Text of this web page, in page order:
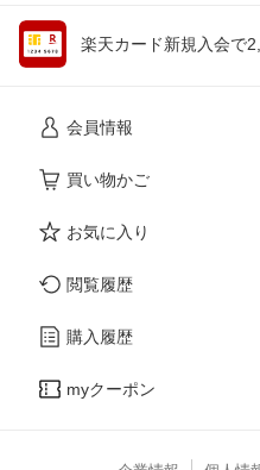
楽天カード新規入会で
会員情報
買い物かご
お気に入り
閲覧履歴
購入履歴
myクーポン